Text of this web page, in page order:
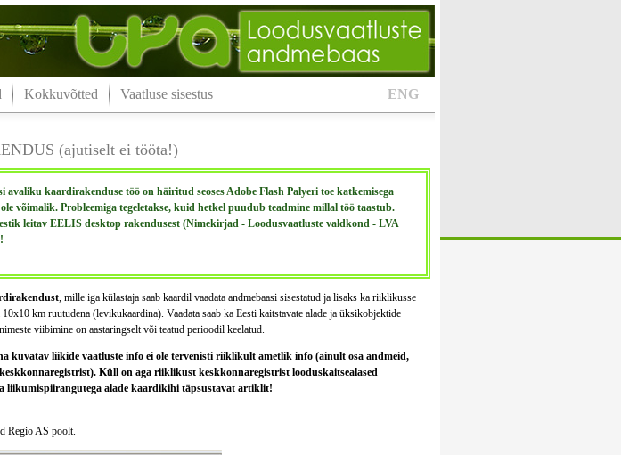
ENG
Kokkuvõtted Vaatluse sisestus
(ajutiselt ei tööta!)
kaardirakenduse töö on häiritud seoses Adobe Flash Palyeri toe katkemisega
võimalik. Probleemiga tegeletakse, kuid hetkel puudub teadmine millal töö taastub.
leitav EELIS desktop rakendusest (Nimekirjad - Loodusvaatluste valdkond - LVA
, mille iga külastaja saab kaardil vaadata andmebaasi sisestatud ja lisaks ka riiklikusse
km ruutudena (levikukaardina). Vaadata saab ka Eesti kaitstavate alade ja üksikobjektide
viibimine on aastaringselt või teatud perioodil keelatud.
kuvatav liikide vaatluste info ei ole tervenisti riiklikult ametlik info (ainult osa andmeid,
Küll on aga riiklikust keskkonnaregistrist looduskaitsealased
liikumispiirangutega alade kaardikihi täpsustavat artiklit!
Regio AS poolt.